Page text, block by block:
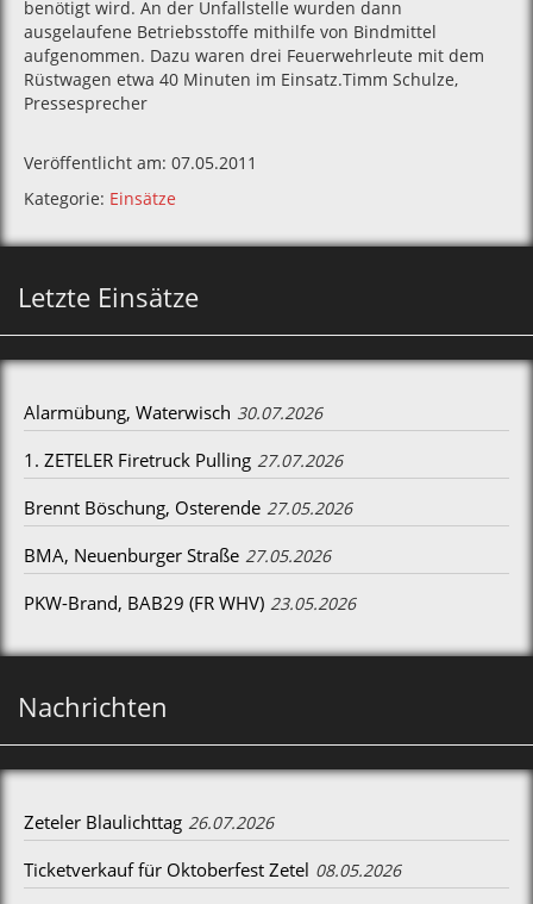
benötigt wird. An der Unfallstelle wurden dann
ausgelaufene Betriebsstoffe mithilfe von Bindmittel
aufgenommen. Dazu waren drei Feuerwehrleute mit dem
Rüstwagen etwa 40 Minuten im Einsatz.Timm Schulze‚
Pressesprecher
Veröffentlicht am: 07.05.2011
Kategorie: Einsätze
Letzte Einsätze
Alarmübung, Waterwisch 30.07.2026
1. ZETELER Firetruck Pulling 27.07.2026
Brennt Böschung, Osterende 27.05.2026
BMA, Neuenburger Straße 27.05.2026
PKW-Brand, BAB29 (FR WHV) 23.05.2026
Nachrichten
Zeteler Blaulichttag 26.07.2026
Ticketverkauf für Oktoberfest Zetel 08.05.2026